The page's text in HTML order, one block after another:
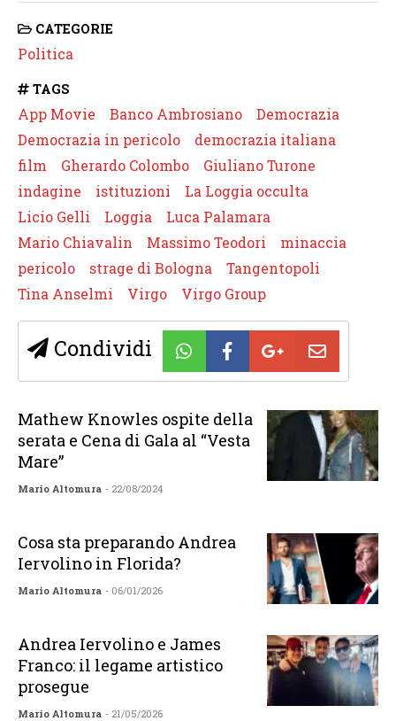
CATEGORIE
Politica
TAGS
App Movie Banco Ambrosiano
Democrazia
Democrazia in pericolo
democrazia italiana
film
Gherardo Colombo
Giuliano Turone
indagine
istituzioni
La Loggia occulta
Licio Gelli
Loggia
Luca Palamara
Mario Chiavalin
Massimo Teodori
minaccia
pericolo
strage di Bologna
Tangentopoli
Tina Anselmi
Virgo Virgo Group
Condividi
Mathew Knowles ospite della
serata e Cena di Gala al “Vesta
Mare”
Mario Altomura - 22/08/2024
Cosa sta preparando Andrea
Iervolino in Florida?
Mario Altomura - 06/01/2026
Andrea Iervolino e James
Franco: il legame artistico
prosegue
Mario Altomura - 21/05/2026